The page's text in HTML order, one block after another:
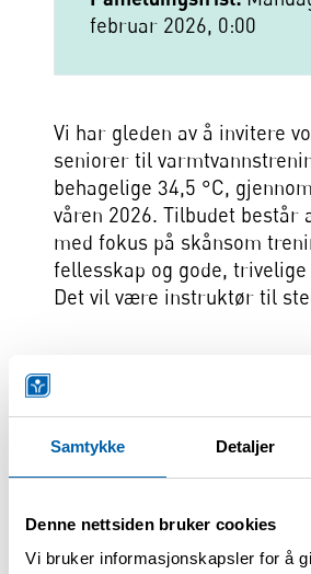
Samtykke Detaljer
Denne nettsiden bruker cookies
Vi bruker informasjonskapsler for å
februar 2026, 0:00
Vi har gleden av å invitere
seniorer til
behagelige 34,5 °C,
våren 2026. Tilbudet består
med fokus på skånsom
fellesskap og gode, trivelige
Det vil være instruktør til
Oppmøte kl. 18:45
Varmtvannsbading/trening
Datoer (hver tirsdag):